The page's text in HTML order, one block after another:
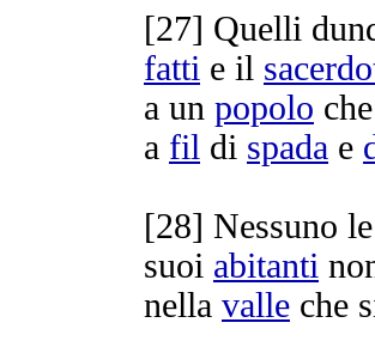
[27] Quelli
fatti e il
a un popolo
a fil di spada e
[28] Nessuno le
suoi abitanti
nella valle che